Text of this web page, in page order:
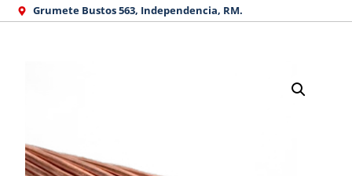
Grumete Bustos 563, Independencia, RM.